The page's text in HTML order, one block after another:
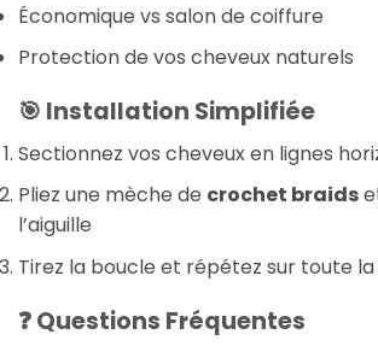
Économique vs salon de coiffure
Protection de vos cheveux naturels
🎯 Installation Simplifiée
Sectionnez vos cheveux en lignes
Pliez une mèche de crochet braids
l’aiguille
Tirez la boucle et répétez sur toute
❓ Questions Fréquentes